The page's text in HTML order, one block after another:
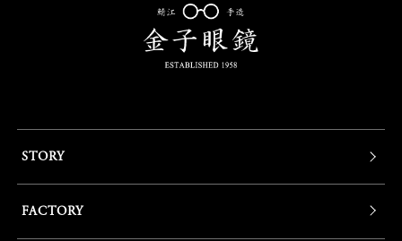
STORY
FACTORY